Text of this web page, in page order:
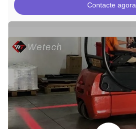
Contacte agora